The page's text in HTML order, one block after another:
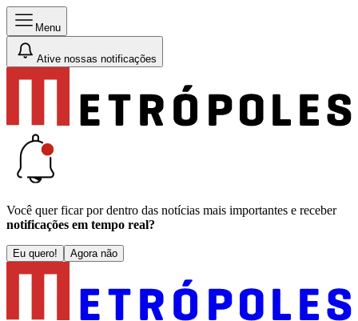
Menu
Ative nossas notificações
Você quer ficar por dentro das notícias mais importantes e receber
notificações em tempo real?
Eu quero! Agora não